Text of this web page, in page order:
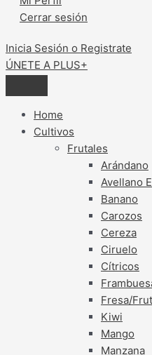
Cerrar sesión
Inicia Sesión o Registrate
ÚNETE A PLUS+
Home
Cultivos
Frutales
Arándano
Avellano
Banano
Carozos
Cereza
Ciruelo
Cítricos
Fresa/
Kiwi
Mango
Manzana